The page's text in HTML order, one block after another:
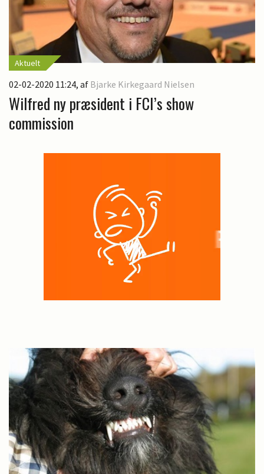
Aktuelt
02-02-2020 11:24, af Bjarke Kirkegaard Nielsen
Wilfred ny præsident i FCI’s show
commission